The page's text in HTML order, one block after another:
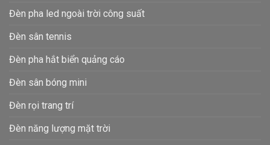
Đèn pha led ngoài trời công suất
Đèn sân tennis
Đèn pha hắt biển quảng cáo
Đèn sân bóng mini
Đèn rọi trang trí
Đèn năng lượng mặt trời